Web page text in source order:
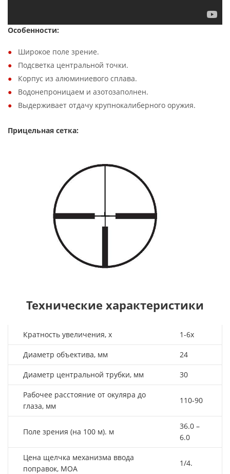
Особенности:
Широкое поле зрение.
Подcветка центральной точки.
Корпус из алюминиевого сплава.
Водонепроницаем и азотозаполнен.
Выдерживает отдачу крупнокалиберного оружия.
Прицельная сетка:
Технические характеристики
Кратность увеличения, х 1-6х
Диаметр объектива, мм 24
Диаметр центральной трубки, мм 30
Рабочее расстояние от окуляра до
глаза, мм
110-90
Поле зрения (на 100 м). м
36.0 –
6.0
Цена щелчка механизма ввода
поправок, МОА
1/4.